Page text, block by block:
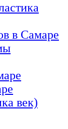
в Самаре
век)